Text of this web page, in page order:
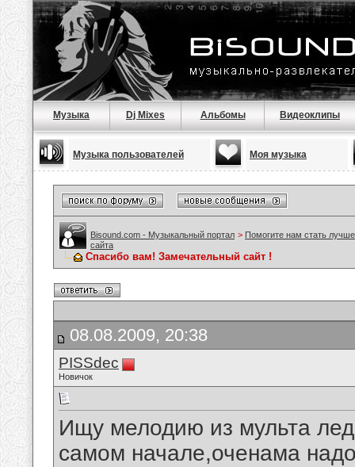
Музыка Dj Mixes Альбомы Видеоклипы
Музыка пользователей Моя музыка
Bisound.com - Музыкальный портал > Помогите нам стать
сайта
Спасибо вам! Замечательный сайт !
08.08.2009, 20:38
PISSdec
Новичок
Ищу мелодию из мульта
самом начале,оченама